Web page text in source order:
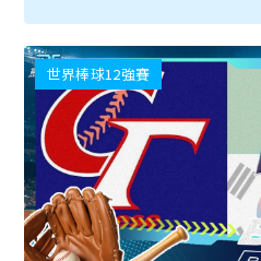
世界棒球12強賽